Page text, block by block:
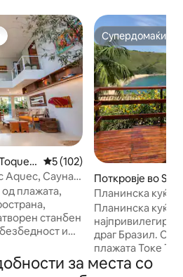
на гостите“
Просечна оцена: 5 од 5,
5 (102)
Сауна
плажата,
станбен
и
степени
лежалки,
Супердомаќин
Супердомаќин
Поткровје во
Планинска куќа
Grande
Планинска куќа
драг Бразил.
плажата Токе
планинската
за места со